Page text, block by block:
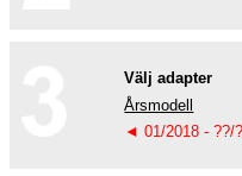
Välj adapter
Årsmodell
◄ 01/2018 - ??/